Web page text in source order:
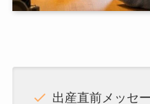
出産直前メッセ